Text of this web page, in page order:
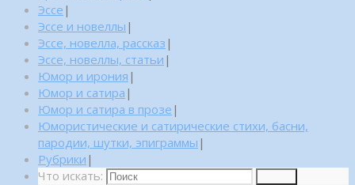
Эссе |
Эссе и новеллы |
Эссе, новелла, рассказ |
Эссе, новеллы, статьи |
Юмор и ирония |
Юмор и сатира |
Юмор и сатира в прозе |
Юмористические и сатирические стихи, басни,
пародии, шутки, эпиграммы |
Рубрики |
Что искать: